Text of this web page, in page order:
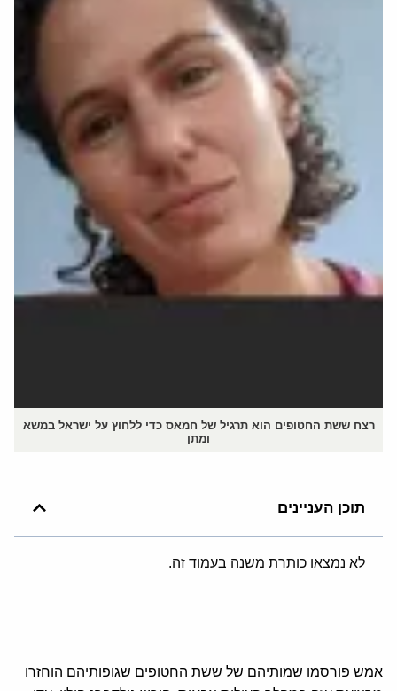
רצח ששת החטופים הוא תרגיל של חמאס כדי ללחוץ על ישראל במשא
ומתן
תוכן העניינים
לא נמצאו כותרת משנה בעמוד זה.
אמש פורסמו שמותיהם של ששת החטופים שגופותיהם הוחזרו